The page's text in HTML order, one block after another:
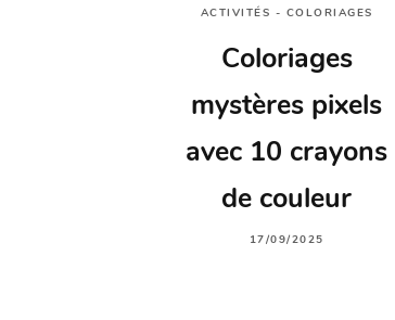
ACTIVITÉS - COLORIAGES
Coloriages
mystères pixels
avec 10 crayons
de couleur
17/09/2025